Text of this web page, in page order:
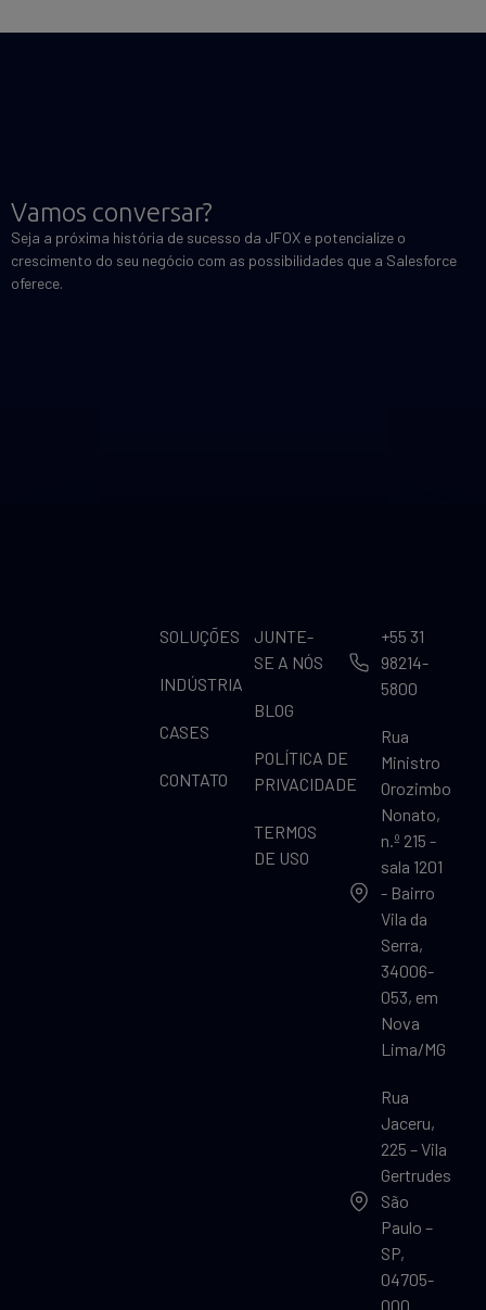
Vamos conversar?
Seja a próxima história de sucesso da JFOX e potencialize o
crescimento do seu negócio com as possibilidades que a Salesforce
oferece.
SOLUÇÕES
INDÚSTRIA
CASES
CONTATO
JUNTE-
SE A NÓS
BLOG
POLÍTICA DE
PRIVACIDADE
TERMOS
DE USO
+55 31
98214-
5800
Rua
Ministro
Orozimbo
Nonato,
n.º 215 -
sala 1201
- Bairro
Vila da
Serra,
34006-
053, em
Nova
Lima/MG
Rua
Jaceru,
225 – Vila
Gertrudes
São
Paulo –
SP,
04705-
000